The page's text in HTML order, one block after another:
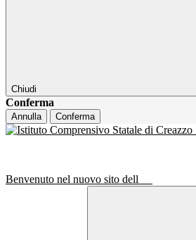
Chiudi
Conferma
Annulla Conferma
Benvenuto nel nuovo sito dell